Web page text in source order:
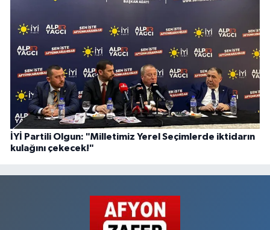
İYİ Partili Olgun: "Milletimiz Yerel Seçimlerde iktidarın
kulağını çekecek!"